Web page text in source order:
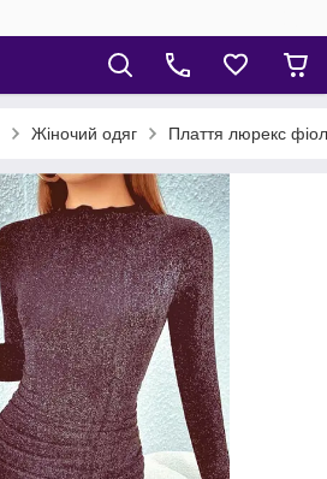
Жіночий одяг Плаття люрекс